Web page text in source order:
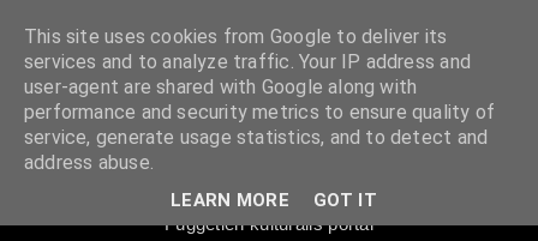
Súgópéldány
Független kulturális portál
This site uses cookies from Google to deliver its
services and to analyze traffic. Your IP address and
user-agent are shared with Google along with
performance and security metrics to ensure quality of
service, generate usage statistics, and to detect and
address abuse.
LEARN MORE GOT IT